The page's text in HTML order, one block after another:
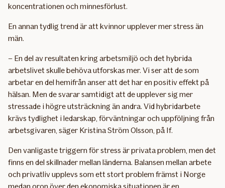
koncentrationen och minnesförlust.
En annan tydlig trend är att kvinnor upplever mer stress än
män.
– En del av resultaten kring arbetsmiljö och det hybrida
arbetslivet skulle behöva utforskas mer. Vi ser att de som
arbetar en del hemifrån anser att det har en positiv effekt på
hälsan. Men de svarar samtidigt att de upplever sig mer
stressade i högre utsträckning än andra. Vid hybridarbete
krävs tydlighet i ledarskap, förväntningar och uppföljning från
arbetsgivaren, säger Kristina Ström Olsson, på If.
Den vanligaste triggern för stress är privata problem, men det
finns en del skillnader mellan länderna. Balansen mellan arbete
och privatliv upplevs som ett stort problem främst i Norge